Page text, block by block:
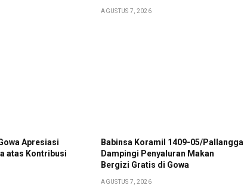
AGUSTUS 7, 2026
Apresiasi
atas Kontribusi
Babinsa Koramil 1409-05/Pallangga
Dampingi Penyaluran Makan
Bergizi Gratis di Gowa
AGUSTUS 7, 2026